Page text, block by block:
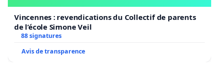
travailler jour après jour à diviser sa population
plutôt qu’à œuvrer à l’apaisement, à la cohésion, à
de vous comme le pire Premier ministre à avoir
Vincennes : revendications du Collectif de parents
de l’école Simone Veil
88 signatures
Avis de transparence